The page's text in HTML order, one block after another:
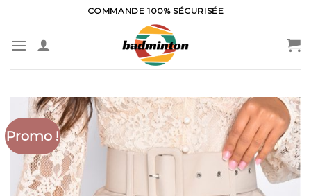
content
COMMANDE 100% SÉCURISÉE
Promo !